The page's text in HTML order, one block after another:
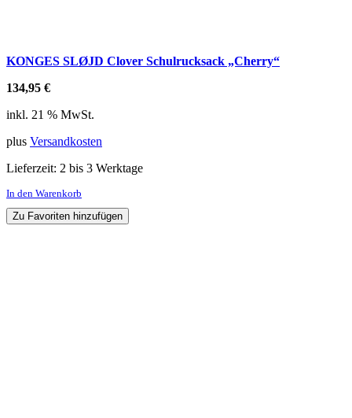
KONGES SLØJD Clover Schulrucksack „Cherry“
134,95 €
inkl. 21 % MwSt.
plus Versandkosten
Lieferzeit: 2 bis 3 Werktage
In den Warenkorb
Zu Favoriten hinzufügen